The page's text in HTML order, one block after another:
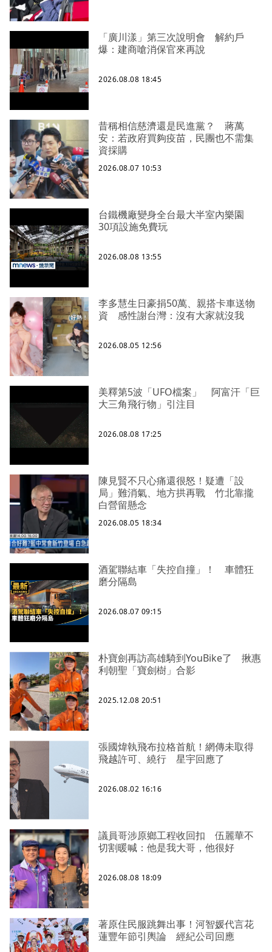
「廣川漾」第三次說明會 解約戶
爆：建商嗆消保官來再說
2026.08.08 18:45
昔稱相信慈濟還是民進黨？ 蔣萬
安：若政府買夠疫苗，民團也不需集
資採購
2026.08.07 10:53
台鐵機廠變身全台最大半室內樂園
30項設施免費玩
2026.08.08 13:55
李多慧生日豪捐50萬、親搭卡車送物
資 感性謝台灣：沒有大家就沒我
2026.08.05 12:56
美釋第5波「UFO檔案」 阿富汗「巨
大三角飛行物」引注目
2026.08.08 17:25
陳見賢不只心痛還很怒！疑遭「設
局」難消氣、地方拱再戰 竹北靠攏
白營留懸念
2026.08.05 18:34
酒駕聯結車「失控自撞」！ 車體狂
磨分隔島
2026.08.07 09:15
朴寶劍再訪高雄騎到YouBike了 揪惠
利朝聖「寶劍樹」合影
2025.12.08 20:51
張國煒執飛布拉格首航！網傳未取得
飛越許可、繞行 星宇回應了
2026.08.02 16:16
議員哥涉原鄉工程收回扣 伍麗華不
切割暖喊：他是我大哥，他很好
2026.08.08 18:09
著原住民服跳舞出事！河智媛代言花
蓮豐年節引輿論 經紀公司回應